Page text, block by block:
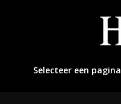
Selecteer een pagina